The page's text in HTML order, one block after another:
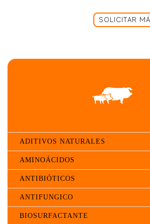
SOLICITAR
ADITIVOS NATURALES
AMINOÁCIDOS
ANTIBIÓTICOS
ANTIFUNGICO
BIOSURFACTANTE